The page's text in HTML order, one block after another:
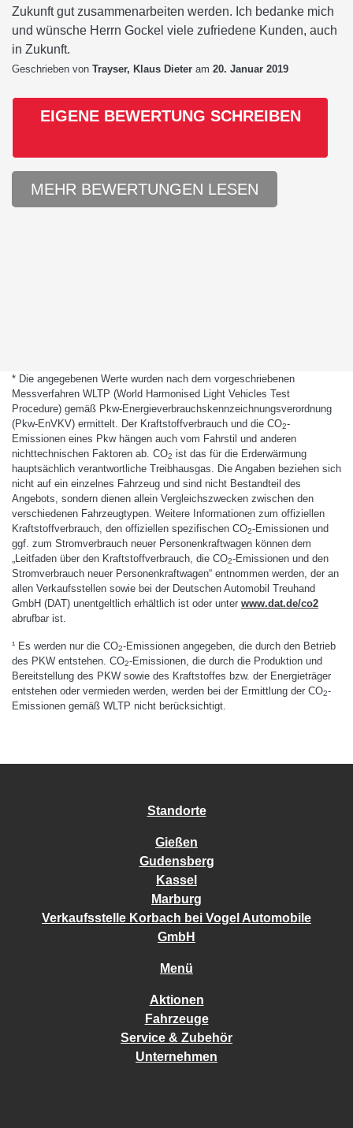
Zukunft gut zusammenarbeiten werden. Ich bedanke mich
und wünsche Herrn Gockel viele zufriedene Kunden, auch
in Zukunft.
Geschrieben von Trayser, Klaus Dieter am 20. Januar 2019
EIGENE BEWERTUNG SCHREIBEN
MEHR BEWERTUNGEN LESEN
* Die angegebenen Werte wurden nach dem vorgeschriebenen
Messverfahren WLTP (World Harmonised Light Vehicles Test
Procedure) gemäß Pkw-Energieverbrauchskennzeichnungsverordnung
(Pkw-EnVKV) ermittelt. Der Kraftstoffverbrauch und die CO2-
Emissionen eines Pkw hängen auch vom Fahrstil und anderen
nichttechnischen Faktoren ab. CO2 ist das für die Erderwärmung
hauptsächlich verantwortliche Treibhausgas. Die Angaben beziehen sich
nicht auf ein einzelnes Fahrzeug und sind nicht Bestandteil des
Angebots, sondern dienen allein Vergleichszwecken zwischen den
verschiedenen Fahrzeugtypen. Weitere Informationen zum offiziellen
Kraftstoffverbrauch, den offiziellen spezifischen CO2-Emissionen und
ggf. zum Stromverbrauch neuer Personenkraftwagen können dem
„Leitfaden über den Kraftstoffverbrauch, die CO2-Emissionen und den
Stromverbrauch neuer Personenkraftwagen“ entnommen werden, der an
allen Verkaufsstellen sowie bei der Deutschen Automobil Treuhand
GmbH (DAT) unentgeltlich erhältlich ist oder unter www.dat.de/co2
abrufbar ist.
¹ Es werden nur die CO2-Emissionen angegeben, die durch den Betrieb
des PKW entstehen. CO2-Emissionen, die durch die Produktion und
Bereitstellung des PKW sowie des Kraftstoffes bzw. der Energieträger
entstehen oder vermieden werden, werden bei der Ermittlung der CO2-
Emissionen gemäß WLTP nicht berücksichtigt.
Standorte
Gießen
Gudensberg
Kassel
Marburg
Verkaufsstelle Korbach bei Vogel Automobile
GmbH
Menü
Aktionen
Fahrzeuge
Service & Zubehör
Unternehmen